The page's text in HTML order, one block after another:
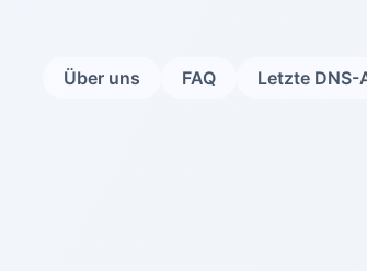
Über uns FAQ Letzte DNS-